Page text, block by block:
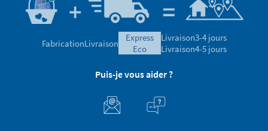
FabricationLivraison
express
eco
Livraison3-4 jours
Livraison4-5 jours
Puis-je vous aider ?